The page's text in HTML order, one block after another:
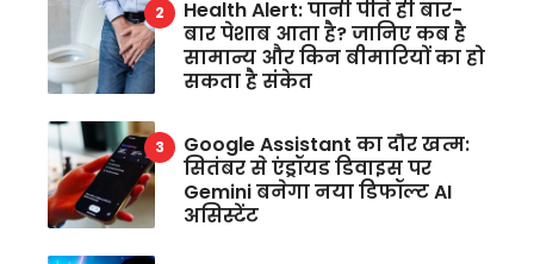
Health Alert: पानी पीते ही बार-
बार पेशाब आता है? जानिए कब है
सामान्य और किन बीमारियों का हो
सकता है संकेत
Google Assistant का दौर खत्म:
सितंबर से एंड्रॉयड डिवाइस पर
Gemini बनेगा नया डिफॉल्ट AI
असिस्टेंट